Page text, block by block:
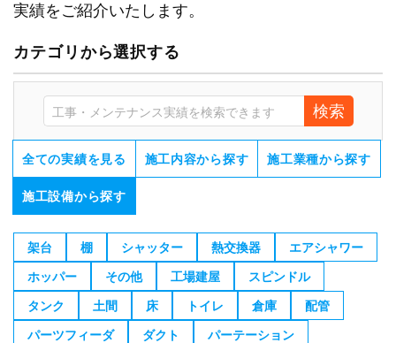
実績をご紹介いたします。
カテゴリから選択する
検索
全ての実績を見る 施工内容から探す 施工業種から探す
施工設備から探す
架台 棚 シャッター 熱交換器
エアシャワー
ホッパー
その他 工場建屋
スピンドル
タンク
土間 床 トイレ 倉庫
配管
パーツフィーダ
ダクト
パーテーション